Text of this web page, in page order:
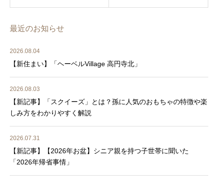
最近のお知らせ
2026.08.04
【新住まい】「ヘーベルVillage 高円寺北」
2026.08.03
【新記事】「スクイーズ」とは？孫に人気のおもちゃの特徴や楽
しみ方をわかりやすく解説
2026.07.31
【新記事】【2026年お盆】シニア親を持つ子世帯に聞いた
「2026年帰省事情」